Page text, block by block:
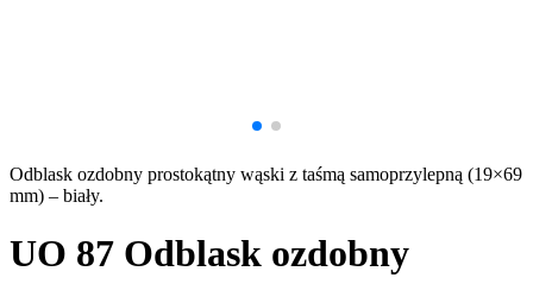
Odblask ozdobny prostokątny wąski z taśmą samoprzylepną (19×69
mm) – biały.
UO 87 Odblask ozdobny